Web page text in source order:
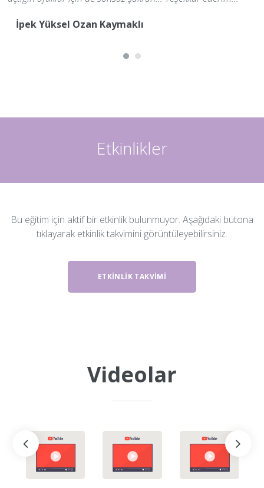
İpek Yüksel Ozan Kaymaklı
Etkinlikler
Bu eğitim için aktif bir etkinlik bulunmuyor. Aşağıdaki butona
tıklayarak etkinlik takvimini görüntüleyebilirsiniz.
ETKINLIK TAKVIMI
Videolar